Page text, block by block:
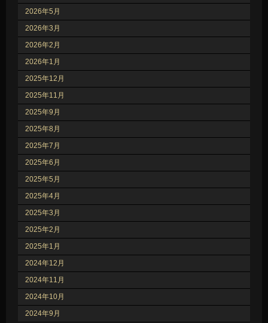
2026年5月
2026年3月
2026年2月
2026年1月
2025年12月
2025年11月
2025年9月
2025年8月
2025年7月
2025年6月
2025年5月
2025年4月
2025年3月
2025年2月
2025年1月
2024年12月
2024年11月
2024年10月
2024年9月